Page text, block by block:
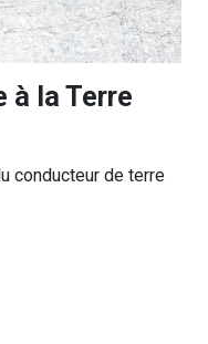
à la Terre
conducteur de terre